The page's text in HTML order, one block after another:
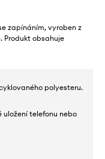
zapínáním, vyroben z
Produkt obsahuje
polyesteru.
uložení telefonu nebo